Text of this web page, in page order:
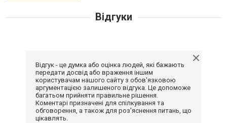
Відгуки
Відгук - це думка або оцінка людей, які бажають
передати досвід або враження іншим
користувачам нашого сайту з обов'язковою
аргументацією залишеного відгука. Це допоможе
багатьом прийняти правильне рішення.
Коментарі призначені для спілкування та
обговорення, а також для роз'яснення питань, що
цікавлять.